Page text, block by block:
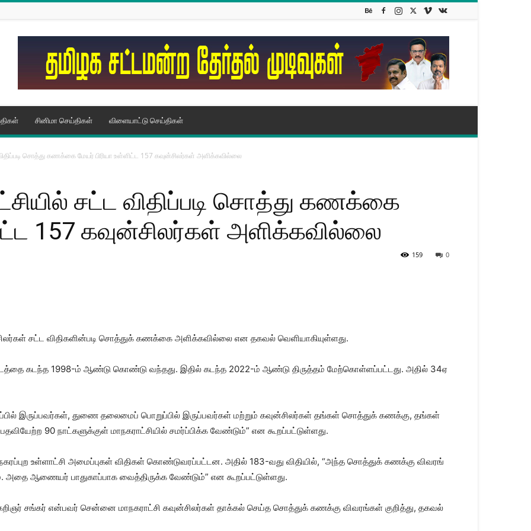
சினிமா செய்திகள் விளையாட்டு செய்திகள்
சொத்து கணக்கை மேயர் பிரியா உள்ளிட்ட 157 கவுன்சிலர்கள் அளிக்கவில்லை
சட்ட விதிப்படி சொத்து கணக்கை
157 கவுன்சிலர்கள் அளிக்கவில்லை
0
159
சட்ட விதி​களின்​படி சொத்துக் கணக்கை அளிக்​க​வில்லை என தகவல் வெளி​யாகி​யுள்​ளது.
சட்​டத்தை கடந்த 1998-ம் ஆண்டு கொண்டு வந்​தது. இதில் கடந்த 2022-ம் ஆண்டு திருத்​தம் மேற்​கொள்​ளப்​பட்​டது. அதில் 34ஏ
இருப்​பவர்​கள், துணை தலை​மைப் பொறுப்​பில் இருப்​பவர்​கள் மற்​றும் கவுன்​சிலர்​கள் தங்​கள் சொத்​துக் கணக்​கு, தங்​கள்
90 நாட்​களுக்​குள் மாநக​ராட்​சி​யில் சமர்ப்​பிக்க வேண்​டும்” என கூறப்​பட்​டுள்​ளது.
உள்​ளாட்சி அமைப்​பு​கள் விதி​கள் கொண்​டு​வரப்​பட்​டன. அதில் 183-வது விதி​யில், “அந்த சொத்​துக் கணக்கு விவரங்​
ஆணை​யர் பாது​காப்​பாக வைத்​திருக்க வேண்​டும்” என கூறப்​பட்​டுள்​ளது.
சங்​கர் என்​பவர் சென்னை மாநக​ராட்சி கவுன்​சிலர்​கள் தாக்​கல் செய்த சொத்​துக் கணக்கு விவரங்​கள் குறித்​து, தகவல்